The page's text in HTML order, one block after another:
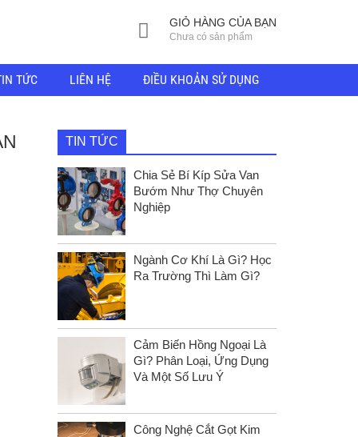
GIỎ HÀNG CỦA BẠN
Chưa có sản phẩm
TỨC LIÊN HỆ ĐIỀU KHOẢN SỬ DỤNG
TIN TỨC
Chia Sẻ Bí Kíp Sửa Van
Bướm Như Thợ Chuyên
Nghiệp
Ngành Cơ Khí Là Gì? Học
Ra Trường Thì Làm Gì?
Cảm Biến Hồng Ngoại Là
Gì? Phân Loại, Ứng Dụng
Và Một Số Lưu Ý
Công Nghệ Cắt Gọt Kim